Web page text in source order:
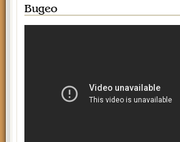
Видео